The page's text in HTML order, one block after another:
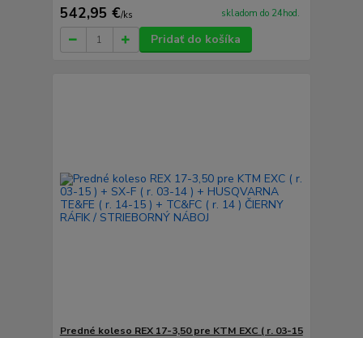
542,95 €/ks skladom do 24hod.
Pridať do košíka
Predné koleso REX 17-3,50 pre KTM EXC ( r. 03-15